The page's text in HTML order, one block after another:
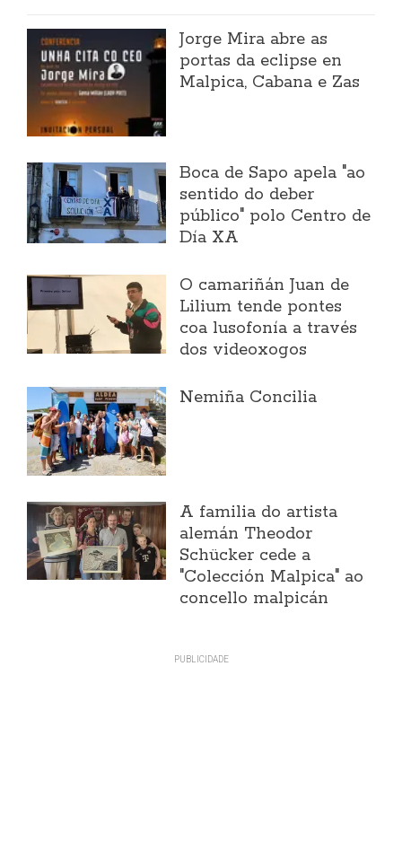
Jorge Mira abre as
portas da eclipse en
Malpica, Cabana e Zas
Boca de Sapo apela "ao
sentido do deber
público" polo Centro de
Día XA
O camariñán Juan de
Lilium tende pontes
coa lusofonía a través
dos videoxogos
Nemiña Concilia
A familia do artista
alemán Theodor
Schücker cede a
"Colección Malpica" ao
concello malpicán